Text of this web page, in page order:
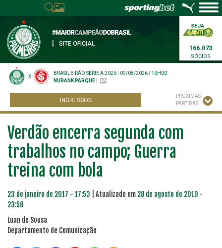
SITE OFICIAL
166.073
SÓCIOS
X
BRASILEIRÃO SÉRIE A 2026 09/08/2026
16H00
NUBANK PARQUE
INGRESSOS
PRÓXIMAS
PARTIDAS
Verdão encerra segunda com
trabalhos no campo; Guerra
treina com bola
23 de janeiro de 2017 - 17:53 | Atualizado em 28 de agosto de 2019 -
23:58
Luan de Sousa
Departamento de Comunicação